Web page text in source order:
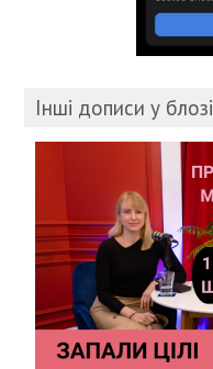
Інші дописи у блозі